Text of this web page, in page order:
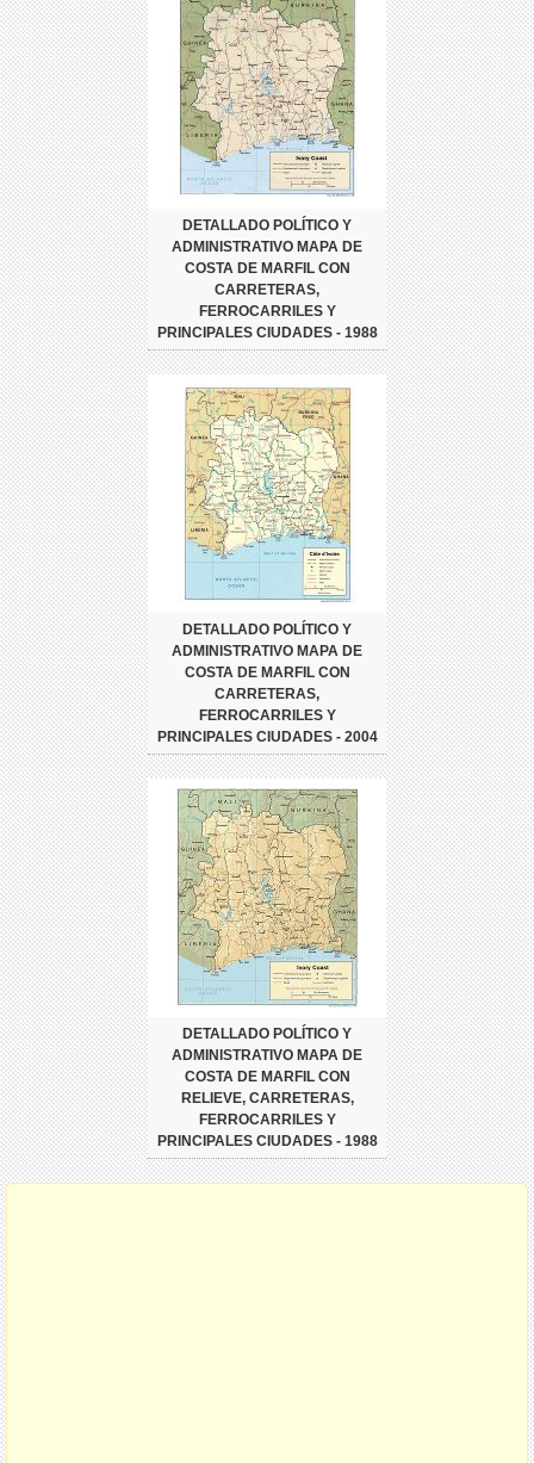
DETALLADO POLÍTICO Y
ADMINISTRATIVO MAPA DE
COSTA DE MARFIL CON
CARRETERAS,
FERROCARRILES Y
PRINCIPALES CIUDADES - 1988
DETALLADO POLÍTICO Y
ADMINISTRATIVO MAPA DE
COSTA DE MARFIL CON
CARRETERAS,
FERROCARRILES Y
PRINCIPALES CIUDADES - 2004
DETALLADO POLÍTICO Y
ADMINISTRATIVO MAPA DE
COSTA DE MARFIL CON
RELIEVE, CARRETERAS,
FERROCARRILES Y
PRINCIPALES CIUDADES - 1988